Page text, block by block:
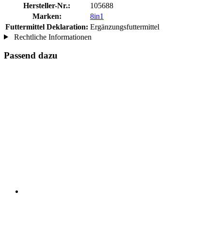
Hersteller-Nr.:
105688
Marken:
8in1
Futtermittel Deklaration: Ergänzungsfuttermittel
Rechtliche Informationen
Passend dazu